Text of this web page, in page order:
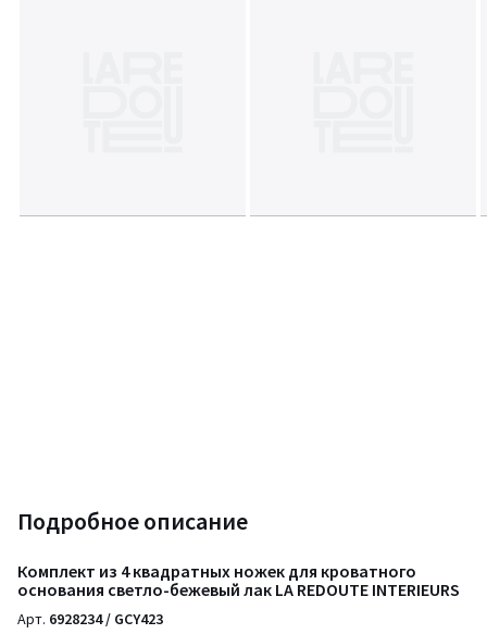
Подробное описание
Комплект из 4 квадратных ножек для кроватного
основания светло-бежевый лак LA REDOUTE INTERIEURS
Арт. 6928234 / GCY423